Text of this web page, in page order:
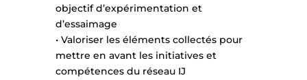
objectif d’expérimentation et
d’essaimage
• Valoriser les éléments collectés pour
mettre en avant les initiatives et
compétences du réseau IJ